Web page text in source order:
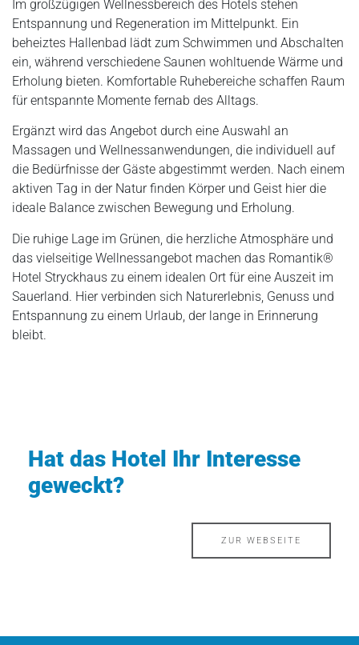
Im großzügigen Wellnessbereich des Hotels stehen
Entspannung und Regeneration im Mittelpunkt. Ein
beheiztes Hallenbad lädt zum Schwimmen und Abschalten
ein, während verschiedene Saunen wohltuende Wärme und
Erholung bieten. Komfortable Ruhebereiche schaffen Raum
für entspannte Momente fernab des Alltags.
Ergänzt wird das Angebot durch eine Auswahl an
Massagen und Wellnessanwendungen, die individuell auf
die Bedürfnisse der Gäste abgestimmt werden. Nach einem
aktiven Tag in der Natur finden Körper und Geist hier die
ideale Balance zwischen Bewegung und Erholung.
Die ruhige Lage im Grünen, die herzliche Atmosphäre und
das vielseitige Wellnessangebot machen das Romantik®
Hotel Stryckhaus zu einem idealen Ort für eine Auszeit im
Sauerland. Hier verbinden sich Naturerlebnis, Genuss und
Entspannung zu einem Urlaub, der lange in Erinnerung
bleibt.
Hat das Hotel Ihr Interesse
geweckt?
ZUR WEBSEITE